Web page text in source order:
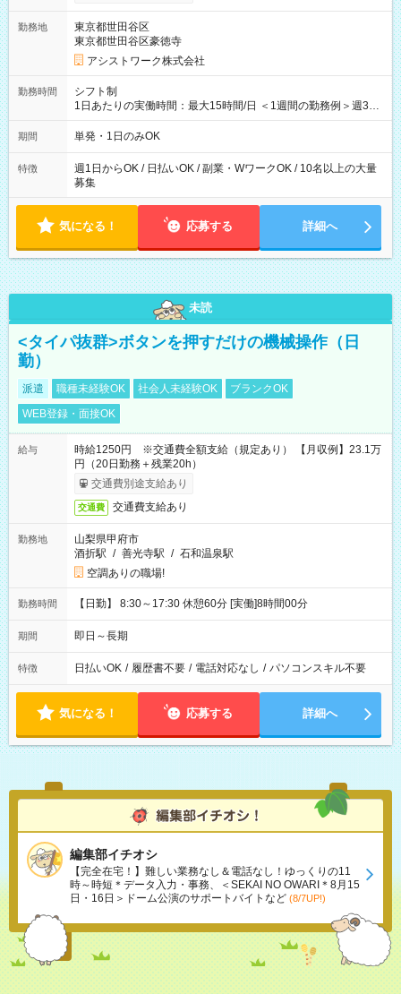
勤務地
東京都世田谷区
東京都世田谷区豪徳寺
アシストワーク株式会社
勤務時間
シフト制
1日あたりの実働時間：最大15時間/日 ＜1週間の勤務例＞週3回
勤務 勤務：月・水・金 休み：火・木・土・日 好きな時にお仕事
可能です！ ※1日あたりの最大実働時間は日勤、夜勤共に勤務し
期間 単発・1日のみOK
特徴
週1日からOK / 日払いOK / 副業・WワークOK / 10名以上の大量
募集
気になる！ 応募する 詳細へ
未読
<タイパ抜群>ボタンを押すだけの機械操作（日
勤）
派遣 職種未経験OK 社会人未経験OK
ブランクOK
WEB登録・面接OK
給与
時給1250円 ※交通費全額支給（規定あり） 【月収例】23.1万
円（20日勤務＋残業20h）
交通費別途支給あり
交通費 交通費支給あり
勤務地
山梨県甲府市
酒折駅 / 善光寺駅 / 石和温泉駅
空調ありの職場!
勤務時間 【日勤】 8:30～17:30 休憩60分 [実働]8時間00分
期間 即日～長期
特徴 日払いOK / 履歴書不要 / 電話対応なし / パソコンスキル不要
気になる！ 応募する 詳細へ
編集部イチオシ
【完全在宅！】難しい業務なし＆電話なし！ゆっくりの11
時～時短＊データ入力・事務、＜SEKAI NO OWARI＊8月15
日・16日＞ドーム公演のサポートバイトなど (8/7UP!)